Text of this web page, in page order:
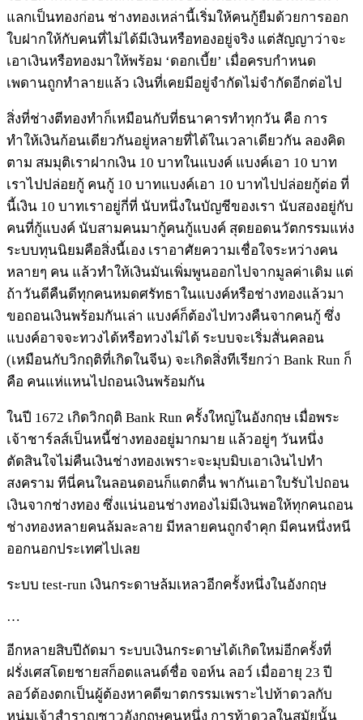
แลกเป็นทองก่อน ช่างทองเหล่านี้เริ่มให้คนกู้ยืมด้วยการออก
ใบฝากให้กับคนที่ไม่ได้มีเงินหรือทองอยู่จริง แต่สัญญาว่าจะ
เอาเงินหรือทองมาให้พร้อม ‘ดอกเบี้ย’ เมื่อครบกำหนด
เพดานถูกทำลายแล้ว เงินที่เคยมีอยู่จำกัดไม่จำกัดอีกต่อไป
สิ่งที่ช่างตีทองทำก็เหมือนกับที่ธนาคารทำทุกวัน คือ การ
ทำให้เงินก้อนเดียวกันอยู่หลายที่ได้ในเวลาเดียวกัน ลองคิด
ตาม สมมุติเราฝากเงิน 10 บาทในแบงค์ แบงค์เอา 10 บาท
เราไปปล่อยกู้ คนกู้ 10 บาทแบงค์เอา 10 บาทไปปล่อยกู้ต่อ ที่
นี้เงิน 10 บาทเราอยู่กี่ที่ นับหนึ่งในบัญชีของเรา นับสองอยู่กับ
คนที่กู้แบงค์ นับสามคนมากู้คนกู้แบงค์ สุดยอดนวัตกรรมแห่ง
ระบบทุนนิยมคือสิ่งนี้เอง เราอาศัยความเชื่อใจระหว่างคน
หลายๆ คน แล้วทำให้เงินมันเพิ่มพูนออกไปจากมูลค่าเดิม แต่
ถ้าวันดีคืนดีทุกคนหมดศรัทธาในแบงค์หรือช่างทองแล้วมา
ขอถอนเงินพร้อมกันเล่า แบงค์ก็ต้องไปทวงคืนจากคนกู้ ซึ่ง
แบงค์อาจจะทวงได้หรือทวงไม่ได้ ระบบจะเริ่มสั่นคลอน
(เหมือนกับวิกฤติที่เกิดในจีน) จะเกิดสิ่งทีเรียกว่า Bank Run ก็
คือ คนแห่แหนไปถอนเงินพร้อมกัน
ในปี 1672 เกิดวิกฤติ Bank Run ครั้งใหญ่ในอังกฤษ เมื่อพระ
เจ้าชาร์ลส์เป็นหนี้ช่างทองอยู่มากมาย แล้วอยู่ๆ วันหนึ่ง
ตัดสินใจไม่คืนเงินช่างทองเพราะจะมุบมิบเอาเงินไปทำ
สงคราม ทีนี่คนในลอนดอนก็แตกตื่น พากันเอาใบรับไปถอน
เงินจากช่างทอง ซึ่งแน่นอนช่างทองไม่มีเงินพอให้ทุกคนถอน
ช่างทองหลายคนล้มละลาย มีหลายคนถูกจำคุก มีคนหนึ่งหนี
ออกนอกประเทศไปเลย
ระบบ test-run เงินกระดาษล้มเหลวอีกครั้งหนึ่งในอังกฤษ
…
อีกหลายสิบปีถัดมา ระบบเงินกระดาษได้เกิดใหม่อีกครั้งที่
ฝรั่งเศสโดยชายสก็อตแลนด์ชื่อ จอห์น ลอว์ เมื่ออายุ 23 ปี
ลอว์ต้องตกเป็นผู้ต้องหาคดีฆาตกรรมเพราะไปท้าดวลกับ
หนุ่มเจ้าสำราญชาวอังกฤษคนหนึ่ง การท้าดวลในสมัยนั้น